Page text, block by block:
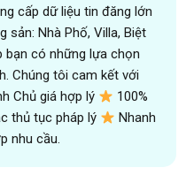
cấp dữ liệu tin đăng lớn
sản: Nhà Phố, Villa, Biệt
bạn có những lựa chọn
Chúng tôi cam kết với
Chủ giá hợp lý
100%
thủ tục pháp lý
Nhanh
nhu cầu.